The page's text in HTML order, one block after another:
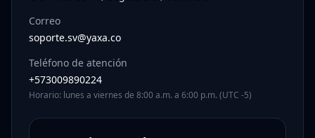
Correo
soporte.sv@yaxa.co
Teléfono de atención
+573009890224
Horario: lunes a viernes de 8:00 a.m. a 6:00 p.m. (UTC -5)